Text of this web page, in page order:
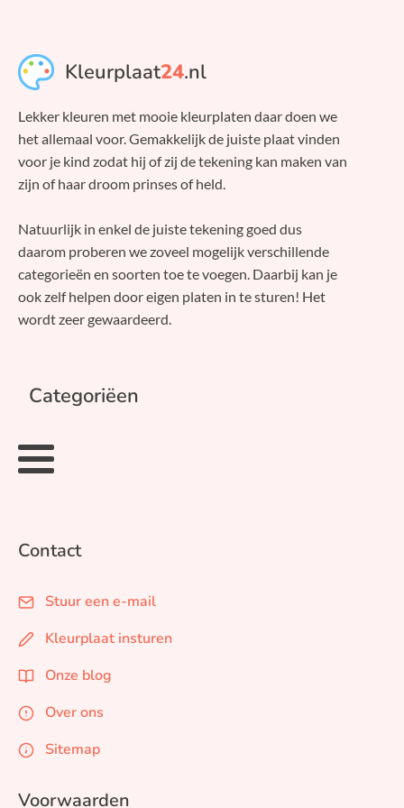
Kleurplaat24.nl
Lekker kleuren met mooie kleurplaten daar doen we
het allemaal voor. Gemakkelijk de juiste plaat vinden
voor je kind zodat hij of zij de tekening kan maken van
zijn of haar droom prinses of held.
Natuurlijk in enkel de juiste tekening goed dus
daarom proberen we zoveel mogelijk verschillende
categorieën en soorten toe te voegen. Daarbij kan je
ook zelf helpen door eigen platen in te sturen! Het
wordt zeer gewaardeerd.
Categoriëen
Contact
Stuur een e-mail
Kleurplaat insturen
Onze blog
Over ons
Sitemap
Voorwaarden